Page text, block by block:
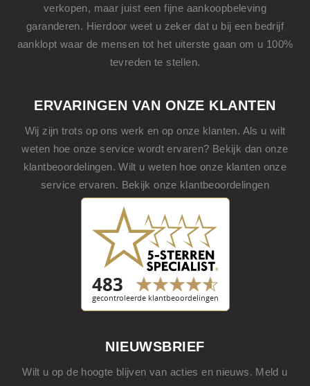
verkopen, maar juist een fijne aankoopbeleving
garanderen. Hierdoor weet u zeker dat u bij een bedrijf
aanklopt waar de mensen tot het uiterste gaan om u 100%
tevreden te stellen.
ERVARINGEN VAN ONZE KLANTEN
Wij zijn trots op ons werk en op onze klanten. Als u wilt
weten hoe onze service wordt ervaren? Bekijk dan onze
klantbeoordelingen. Wilt u weten hoe onze klanten onze
service ervaren. Bekijk onze klantbeoordelingen
NIEUWSBRIEF
Wilt u op de hoogte blijven van acties en nieuws. Meld u